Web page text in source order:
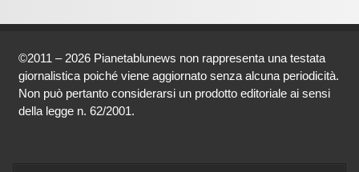
©2011 – 2026 Pianetablunews non rappresenta una testata
giornalistica poiché viene aggiornato senza alcuna periodicità.
Non può pertanto considerarsi un prodotto editoriale ai sensi
della legge n. 62/2001.